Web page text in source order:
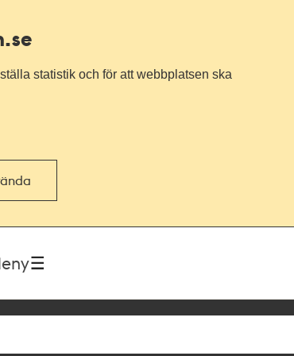
statistik och för att webbplatsen ska